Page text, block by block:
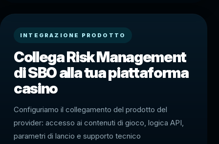
INTEGRAZIONE PRODOTTO
Collega Risk Management
di SBO alla tua piattaforma
casino
Configuriamo il collegamento del prodotto del
provider: accesso ai contenuti di gioco, logica API,
parametri di lancio e supporto tecnico